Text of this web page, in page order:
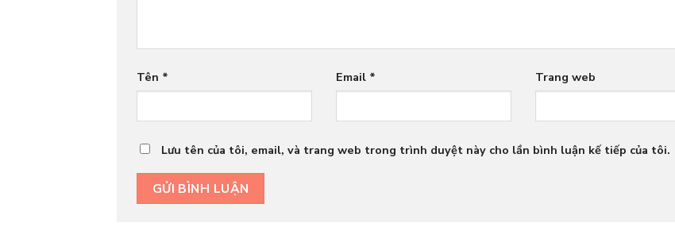
Tên * Email * Trang web
Lưu tên của tôi, email, và trang web trong trình duyệt này cho lần bình luận kế tiếp của tôi.